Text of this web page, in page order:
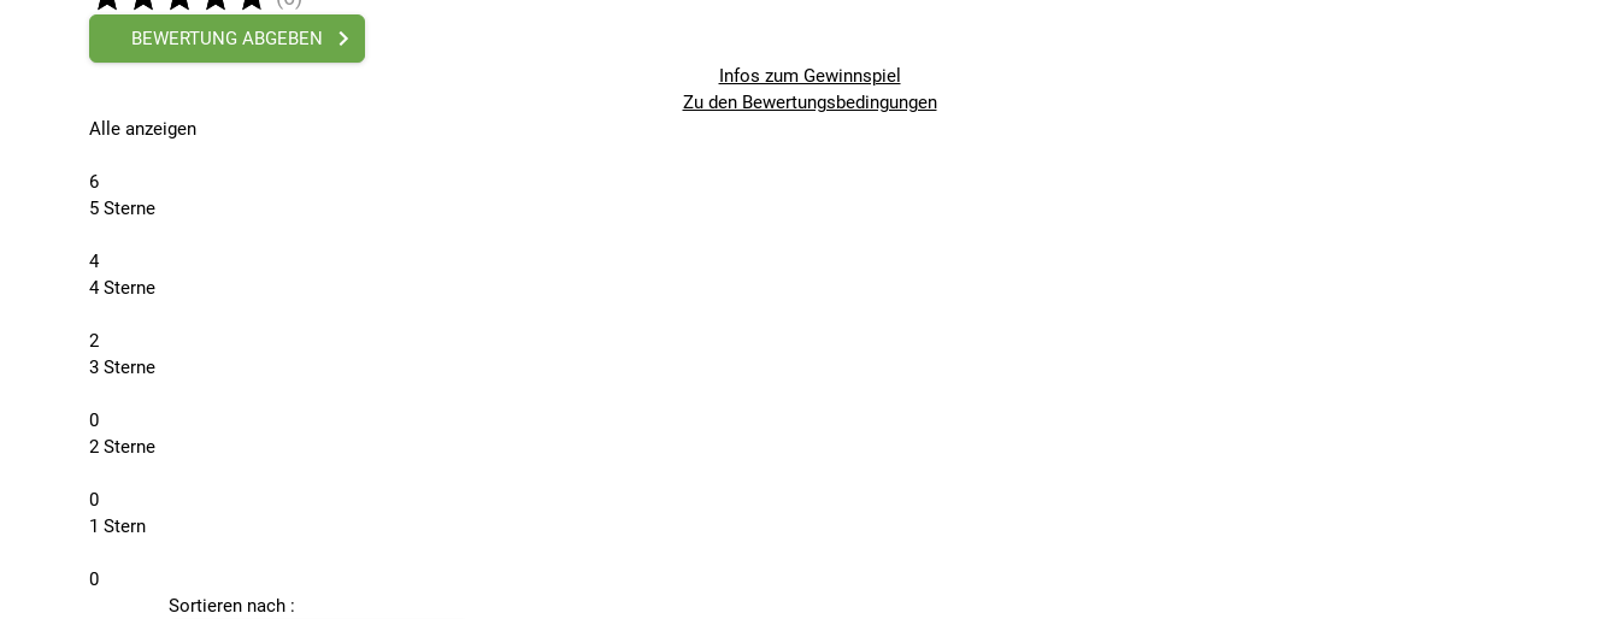
BEWERTUNG ABGEBEN
Infos zum Gewinnspiel
Zu den Bewertungsbedingungen
Alle anzeigen
6
5 Sterne
4
4 Sterne
2
3 Sterne
0
2 Sterne
0
1 Stern
0
Sortieren nach :